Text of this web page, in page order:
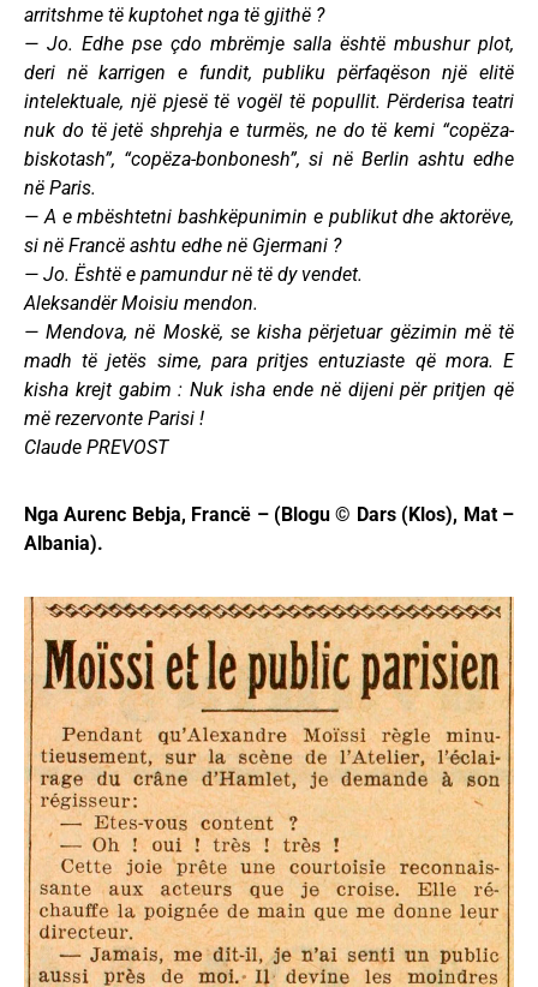
arritshme të kuptohet nga të gjithë ?
— Jo. Edhe pse çdo mbrëmje salla është mbushur plot,
deri në karrigen e fundit, publiku përfaqëson një elitë
intelektuale, një pjesë të vogël të popullit. Përderisa teatri
nuk do të jetë shprehja e turmës, ne do të kemi “copëza-
biskotash”, “copëza-bonbonesh”, si në Berlin ashtu edhe
në Paris.
— A e mbështetni bashkëpunimin e publikut dhe aktorëve,
si në Francë ashtu edhe në Gjermani ?
— Jo. Është e pamundur në të dy vendet.
Aleksandër Moisiu mendon.
— Mendova, në Moskë, se kisha përjetuar gëzimin më të
madh të jetës sime, para pritjes entuziaste që mora. E
kisha krejt gabim : Nuk isha ende në dijeni për pritjen që
më rezervonte Parisi !
Claude PREVOST
Nga Aurenc Bebja, Francë – (Blogu © Dars (Klos), Mat –
Albania).